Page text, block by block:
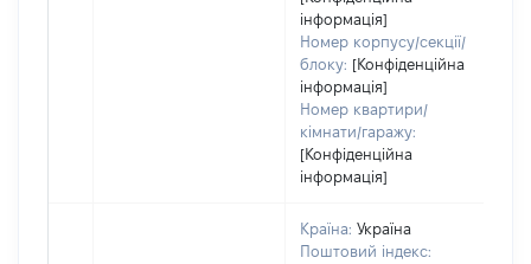
інформація]
Номер корпусу/секції/
блоку: [Конфіденційна
інформація]
Номер квартири/
кімнати/гаражу:
[Конфіденційна
інформація]
Країна: Україна
Поштовий індекс: